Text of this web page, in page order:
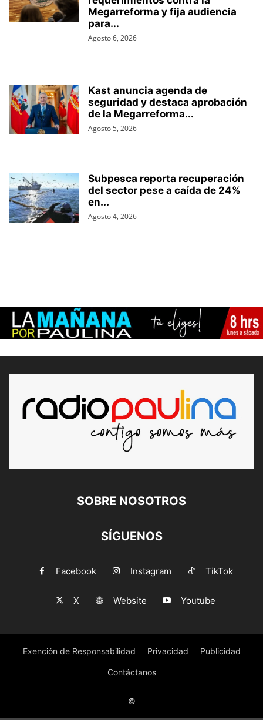
Megarreforma y fija audiencia
para...
Agosto 6, 2026
Kast anuncia agenda de
seguridad y destaca aprobación
de la Megarreforma...
Agosto 5, 2026
Subpesca reporta recuperación
del sector pese a caída de 24%
en...
Agosto 4, 2026
SOBRE NOSOTROS
SÍGUENOS
Facebook Instagram TikTok
X Website Youtube
Exención de Responsabilidad Privacidad Publicidad
Contáctanos
©